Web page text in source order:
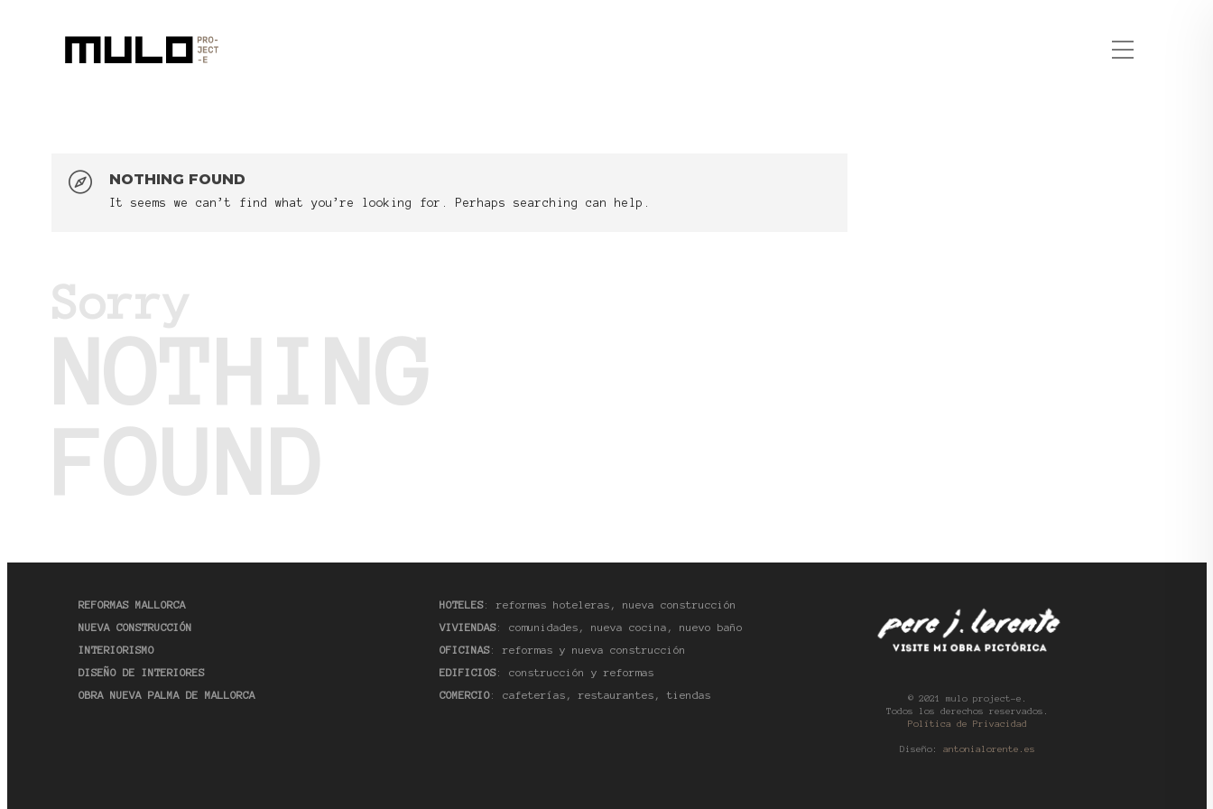
NOTHING FOUND
It seems we can’t find what you’re looking for. Perhaps searching can help.
Sorry
NOTHING
FOUND
REFORMAS MALLORCA
NUEVA CONSTRUCCIÓN
INTERIORISMO
DISEÑO DE INTERIORES
OBRA NUEVA PALMA DE MALLORCA
HOTELES: reformas hoteleras, nueva construcción
VIVIENDAS: comunidades, nueva cocina, nuevo baño
OFICINAS: reformas y nueva construcción
EDIFICIOS: construcción y reformas
COMERCIO: cafeterías, restaurantes, tiendas
© 2021 mulo project-e.
Todos los derechos reservados.
Política de Privacidad
Diseño: antonialorente.es